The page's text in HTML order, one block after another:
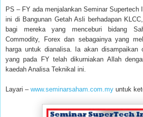
PS – FY ada menjalankan Seminar Supertech
ini di Bangunan Getah Asli berhadapan
bagi mereka yang menceburi bidang
Commodity, Forex dan sebagainya yang
harga untuk dianalisa. Ia akan disampaikan
yang pada FY telah dikurniakan Allah
kaedah Analisa Teknikal ini.
Layari – www.seminarsaham.com.my untuk